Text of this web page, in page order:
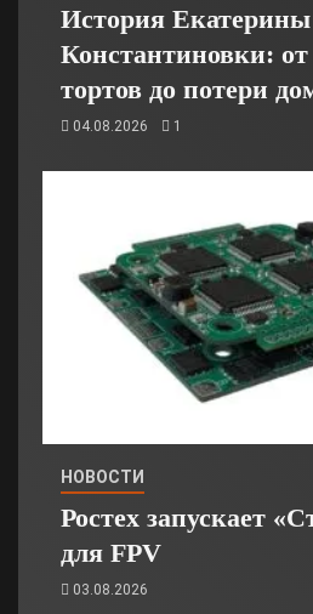
История Екатерины
Константиновки:
тортов до потери
04.08.2026 1
НОВОСТИ
Ростех запускает
для FPV
03.08.2026